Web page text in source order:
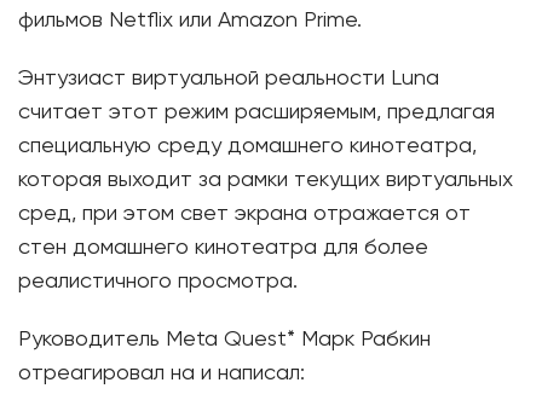
фильмов Netflix или Amazon Prime.
Энтузиаст виртуальной реальности Luna
считает этот режим расширяемым, предлагая
специальную среду домашнего кинотеатра,
которая выходит за рамки текущих виртуальных
сред, при этом свет экрана отражается от
стен домашнего кинотеатра для более
реалистичного просмотра.
Руководитель Meta Quest* Марк Рабкин
отреагировал на и написал: